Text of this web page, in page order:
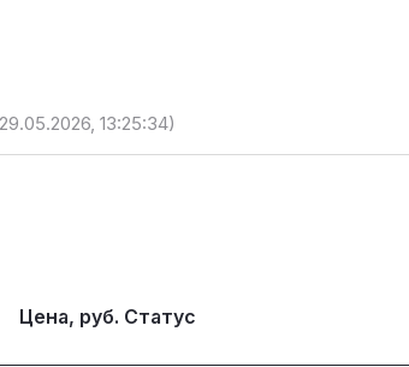
13:25:34)
Цена, руб. Статус